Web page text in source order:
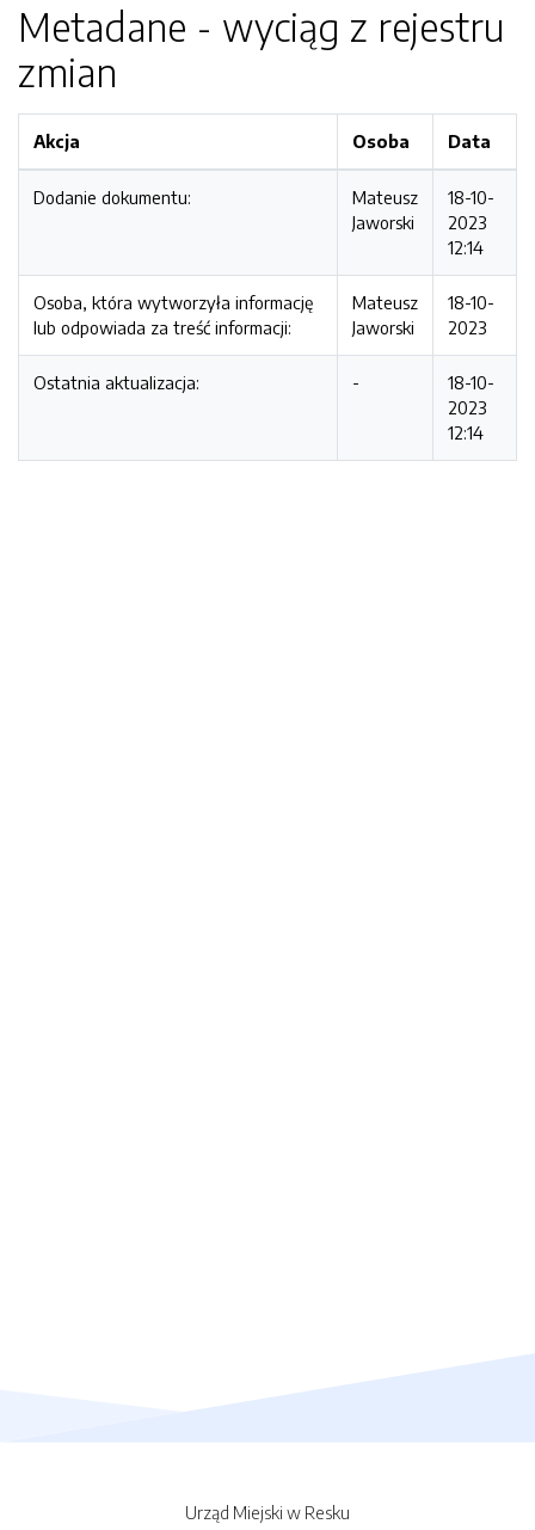
Metadane - wyciąg z rejestru
zmian
Akcja Osoba Data
Dodanie dokumentu:
Mateusz
Jaworski
18-10-
2023
12:14
Osoba, która wytworzyła informację
lub odpowiada za treść informacji:
Mateusz
Jaworski
18-10-
2023
Ostatnia aktualizacja: -
18-10-
2023
12:14
Urząd Miejski w Resku